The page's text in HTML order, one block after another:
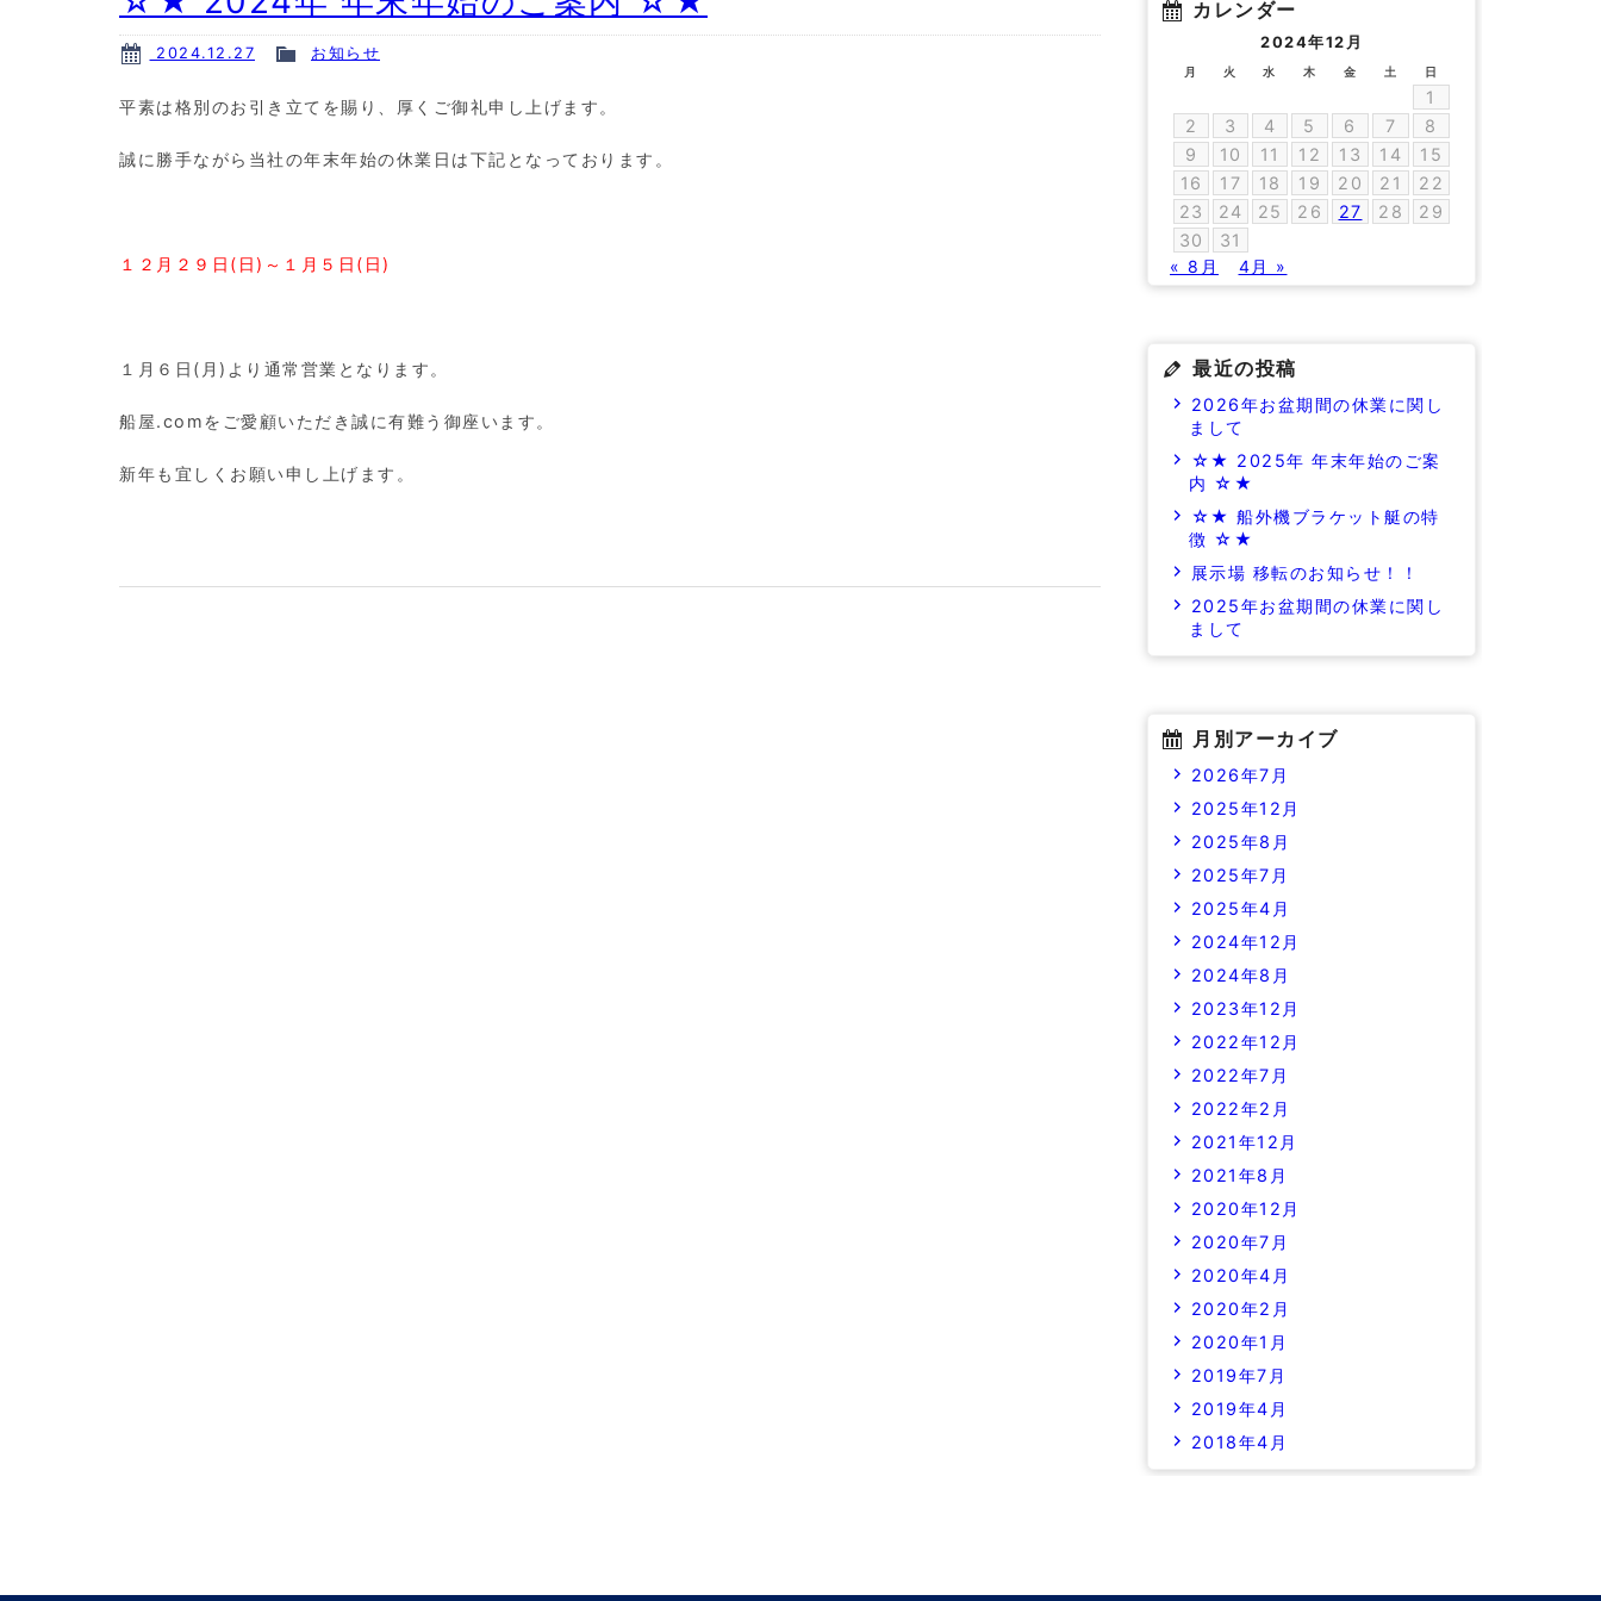
2024.12.27 お知らせ
平素は格別のお引き立てを賜り、厚くご御礼申し上げます。
誠に勝手ながら当社の年末年始の休業日は下記となっております。
１２月２９日(日)～１月５日(日)
１月６日(月)より通常営業となります。
船屋.comをご愛顧いただき誠に有難う御座います。
新年も宜しくお願い申し上げます。
カレンダー
2024年12月
月 火 水 木 金 土 日
1
2
3 4 5 6 7
8
9
10 11 12 13 14
15
16
17 18 19 20 21
22
23
24 25 26 27 28
29
30
31
« 8月
4月 »
最近の投稿
2026年お盆期間の休業に関し
まして
☆★ 2025年 年末年始のご案
内 ☆★
☆★ 船外機ブラケット艇の特
徴 ☆★
展示場 移転のお知らせ！！
2025年お盆期間の休業に関し
まして
月別アーカイブ
2026年7月
2025年12月
2025年8月
2025年7月
2025年4月
2024年12月
2024年8月
2023年12月
2022年12月
2022年7月
2022年2月
2021年12月
2021年8月
2020年12月
2020年7月
2020年4月
2020年2月
2020年1月
2019年7月
2019年4月
2018年4月